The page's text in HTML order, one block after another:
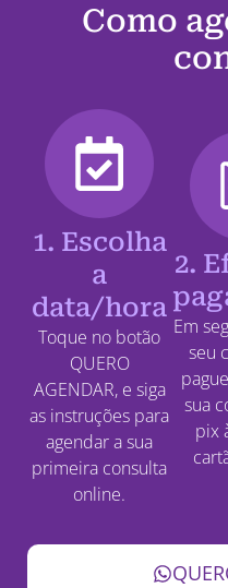
Como
1. Escolha
a
data/hora
Toque no botão
QUERO
AGENDAR, e siga
as instruções para
agendar a sua
primeira consulta
online.
2.
Em
seu
sua
pix